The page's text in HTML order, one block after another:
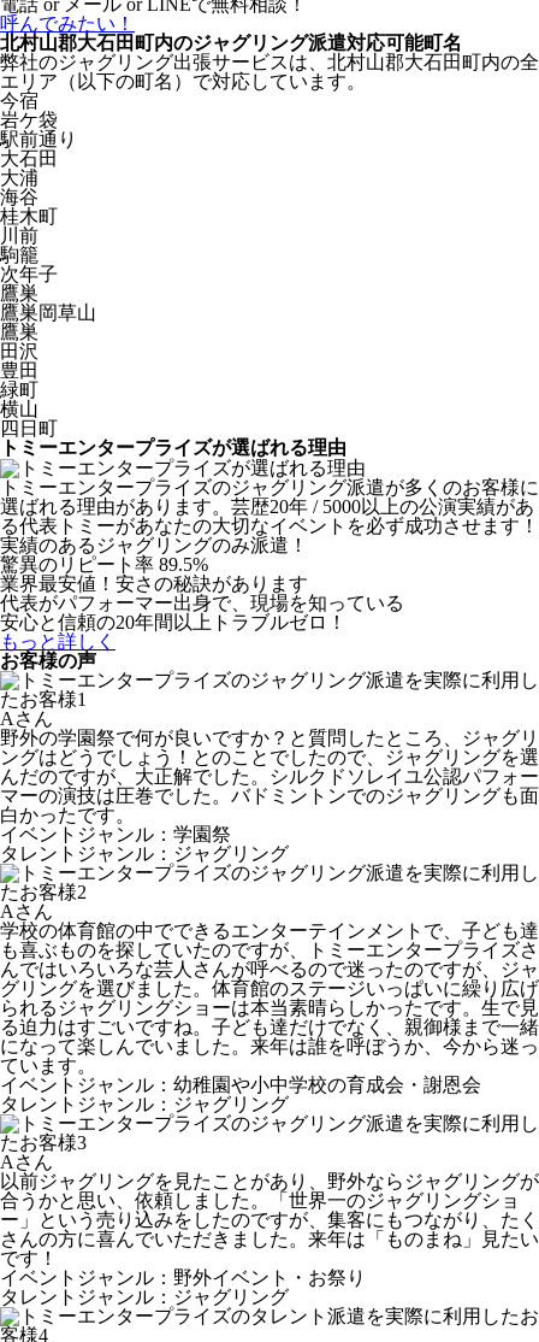
呼んでみたい！
北村山郡大石田町内のジャグリング派遣対応可能町名
弊社のジャグリング出張サービスは、北村山郡大石田町内の全
エリア（以下の町名）で対応しています。
今宿
岩ケ袋
駅前通り
大石田
大浦
海谷
桂木町
川前
駒籠
次年子
鷹巣
鷹巣岡草山
鷹巣
田沢
豊田
緑町
横山
四日町
トミーエンタープライズが選ばれる理由
トミーエンタープライズのジャグリング派遣が多くのお客様に
選ばれる理由があります。芸歴20年 / 5000以上の公演実績があ
る代表トミーがあなたの大切なイベントを必ず成功させます！
実績のあるジャグリングのみ派遣！
驚異のリピート率 89.5%
業界最安値！安さの秘訣があります
代表がパフォーマー出身で、現場を知っている
安心と信頼の20年間以上トラブルゼロ！
もっと詳しく
お客様の声
Aさん
野外の学園祭で何が良いですか？と質問したところ、ジャグリ
ングはどうでしょう！とのことでしたので、ジャグリングを選
んだのですが、大正解でした。シルクドソレイユ公認パフォー
マーの演技は圧巻でした。バドミントンでのジャグリングも面
白かったです。
イベントジャンル：学園祭
タレントジャンル：ジャグリング
Aさん
学校の体育館の中でできるエンターテインメントで、子ども達
も喜ぶものを探していたのですが、トミーエンタープライズさ
んではいろいろな芸人さんが呼べるので迷ったのですが、ジャ
グリングを選びました。体育館のステージいっぱいに繰り広げ
られるジャグリングショーは本当素晴らしかったです。生で見
る迫力はすごいですね。子ども達だけでなく、親御様まで一緒
になって楽しんでいました。来年は誰を呼ぼうか、今から迷っ
ています。
イベントジャンル：幼稚園や小中学校の育成会・謝恩会
タレントジャンル：ジャグリング
Aさん
以前ジャグリングを見たことがあり、野外ならジャグリングが
合うかと思い、依頼しました。「世界一のジャグリングショ
ー」という売り込みをしたのですが、集客にもつながり、たく
さんの方に喜んでいただきました。来年は「ものまね」見たい
です！
イベントジャンル：野外イベント・お祭り
タレントジャンル：ジャグリング